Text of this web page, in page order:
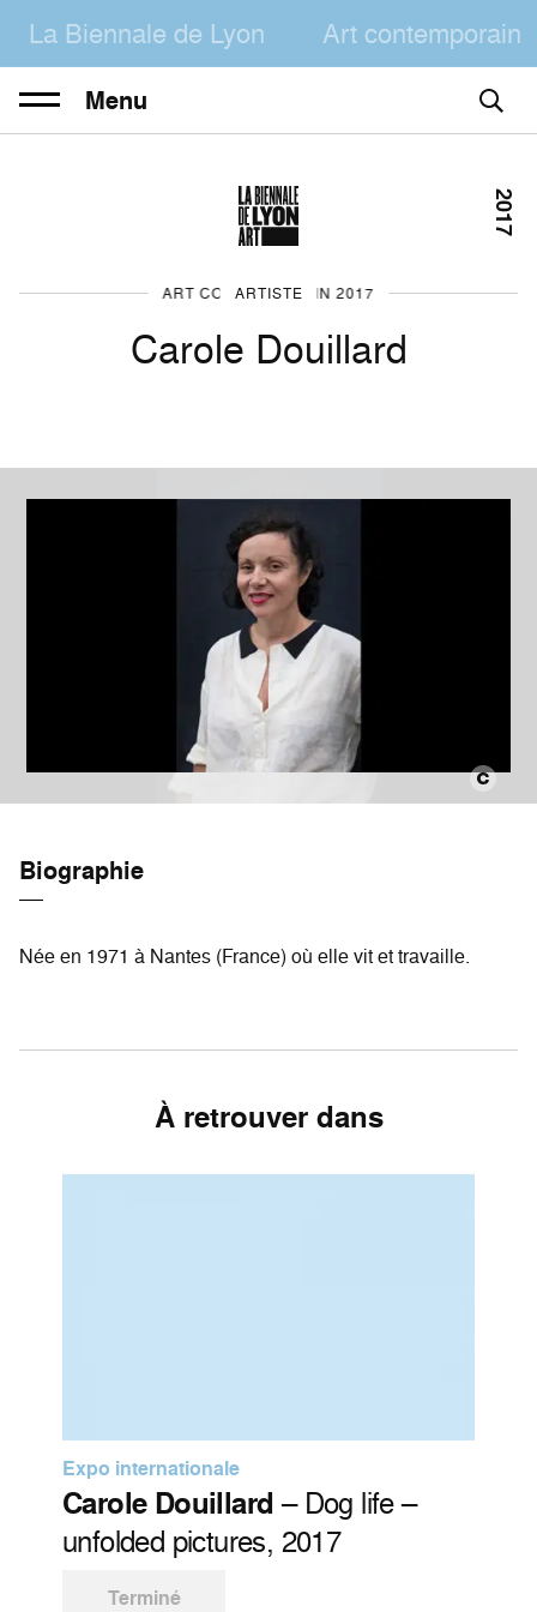
La Biennale de Lyon Art contemporain
Menu
ART CONTEMPORAIN 2017
ARTISTE
Carole Douillard
2017
Biographie
Née en 1971 à Nantes (France) où elle vit et travaille.
À retrouver dans
Expo internationale
Carole Douillard – Dog life –
unfolded pictures, 2017
Terminé